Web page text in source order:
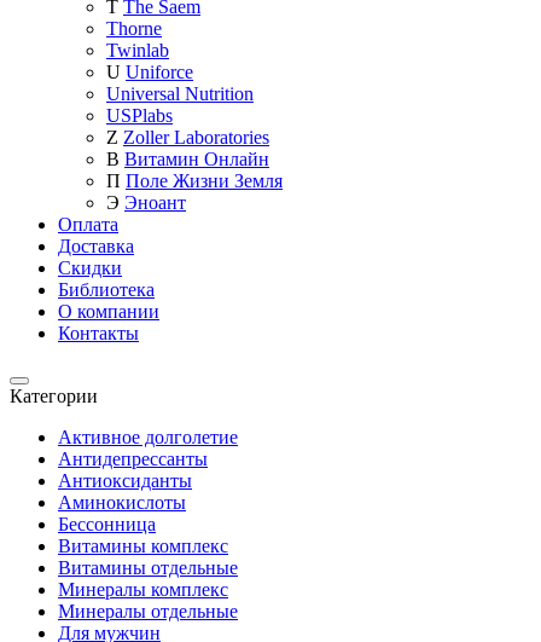
T The Saem
Thorne
Twinlab
U Uniforce
Universal Nutrition
USPlabs
Z Zoller Laboratories
В Витамин Онлайн
П Поле Жизни Земля
Э Эноант
Оплата
Доставка
Скидки
Библиотека
О компании
Контакты
Категории
Категории
Активное долголетие
Антидепрессанты
Антиоксиданты
Аминокислоты
Бессонница
Витамины комплекс
Витамины отдельные
Минералы комплекс
Минералы отдельные
Для мужчин